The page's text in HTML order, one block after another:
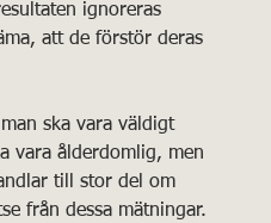
ignoreras
att de förstör deras
ska vara väldigt
vara ålderdomlig, men
till stor del om
från dessa mätningar.